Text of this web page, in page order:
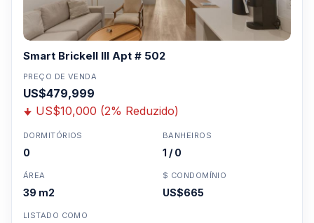
Smart Brickell III Apt # 502
PREÇO DE VENDA
US$479,999
US$10,000 (2% Reduzido)
DORMITÓRIOS
0
BANHEIROS
1 / 0
ÁREA
39 m2
$ CONDOMÍNIO
US$665
LISTADO COMO